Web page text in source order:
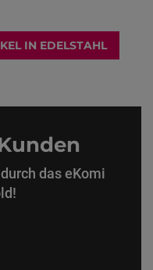
IN EDELSTAHL
das eKomi